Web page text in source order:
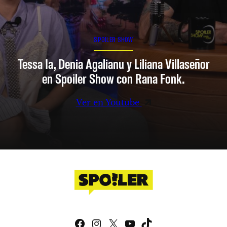
SPOILER SHOW
Tessa Ia, Denia Agalianu y Liliana Villaseñor
en Spoiler Show con Rana Fonk.
Ver en Youtube
Facebook
Instagram
X YouTube